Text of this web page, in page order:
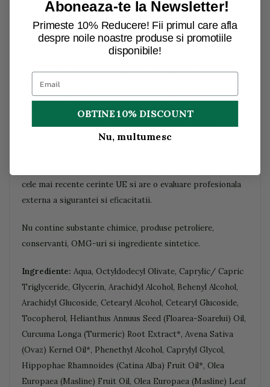
ingrediente disponibile in lumea cosmetica, castigandu-si
proprietatile de a proteja pielea de poluarea urbana si
Plantele bogate in luteina sunt foarte apreciate datorita
capacitatii lor de a contracara efectele nocive ale
radicalilor liberi si efectele lor asupra imbatranirii.
cele mai recente cerinte UE si are o evaluare profesionala
externa a sigurantei si eficacitatii.
Nu contine substante chimice, produse petroliere,
conservanti, OMG-uri si ingrediente sintetice.
Ingrediente: Aqua, Octyldodecyl Olivate, Caprylic/ Capric
Triglyceride, Glycerin, Arachidyl Alcohol, Behenyl Alcohol,
Arachidyl Glucoside, Cetearyl Alcohol, Cetearyl Glucoside,
Tocopherol, Helianthus Annuus Seed (Floarea-Soarelui) Oil,
Curcuma Longa (Turmeric) Root Extract*, Avena Sativa
(Ovaz) Kernel Oil*, Phenethyl Alcohol, Caprylyl Glycol,
Hippophae Rhamnoides (Catina Alba) Fruit Oil*, Olea
Europaea (Masline) Fruit Oil, Olea Europaea (Masline) Leaf
Aboneaza-te la Newsletter!
Primeste 10% Reducere! Fii primul care afla
despre noile noastre produse si promotiile
disponibile!
OBTINE 10% DISCOUNT
Nu, multumesc